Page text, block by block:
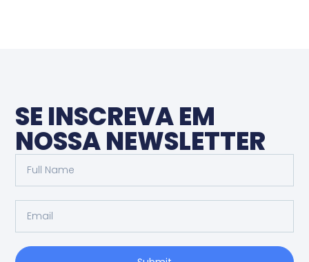
SE INSCREVA EM
NOSSA NEWSLETTER